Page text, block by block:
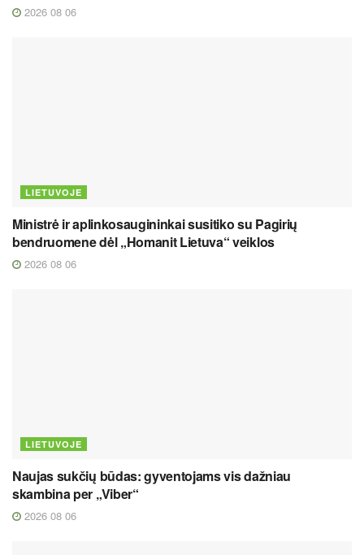
2026 08 06
LIETUVOJE
Ministrė ir aplinkosaugininkai susitiko su Pagirių
bendruomene dėl „Homanit Lietuva“ veiklos
2026 08 06
LIETUVOJE
Naujas sukčių būdas: gyventojams vis dažniau
skambina per „Viber“
2026 08 06